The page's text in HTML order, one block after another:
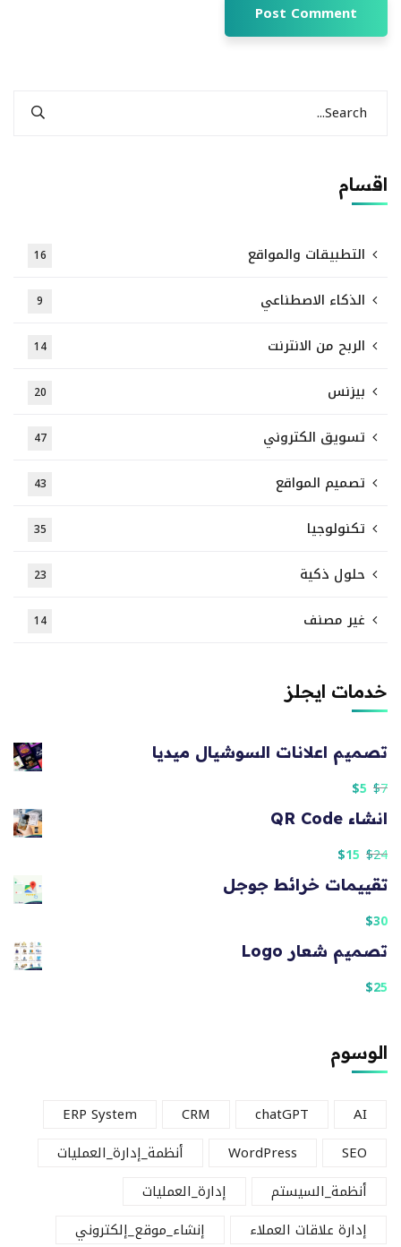
اقسام
التطبيقات والمواقع 16
الذكاء الاصطناعي 9
الربح من الانترنت 14
بيزنس 20
تسويق الكتروني 47
تصميم المواقع 43
تكنولوجيا 35
حلول ذكية 23
غير مصنف 14
خدمات ايجلز
تصميم اعلانات السوشيال ميديا
$7
$5
انشاء QR Code
$24
$15
تقييمات خرائط جوجل
$30
تصميم شعار Logo
$25
الوسوم
AI
chatGPT
CRM
ERP System
SEO
WordPress
أنظمة_إدارة_العمليات
أنظمة_السيستم
إدارة_العمليات
إدارة علاقات العملاء
إنشاء_موقع_إلكتروني